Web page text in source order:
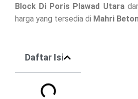
Block Di Poris Plawad Utara
harga yang tersedia di Mahri
Daftar Isi